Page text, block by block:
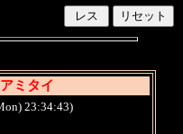
ミタイ
23:34:43)